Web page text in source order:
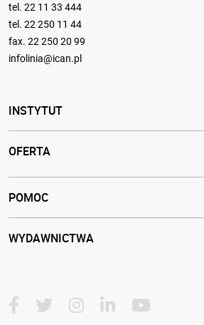
tel. 22 11 33 444
tel. 22 250 11 44
fax. 22 250 20 99
infolinia@ican.pl
INSTYTUT
OFERTA
POMOC
WYDAWNICTWA